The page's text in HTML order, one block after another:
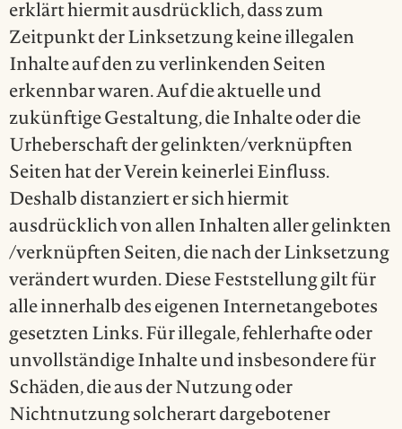
erklärt hiermit ausdrücklich, dass zum
Zeitpunkt der Linksetzung keine illegalen
Inhalte auf den zu verlinkenden Seiten
erkennbar waren. Auf die aktuelle und
zukünftige Gestaltung, die Inhalte oder die
Urheberschaft der gelinkten/verknüpften
Seiten hat der Verein keinerlei Einfluss.
Deshalb distanziert er sich hiermit
ausdrücklich von allen Inhalten aller gelinkten
/verknüpften Seiten, die nach der Linksetzung
verändert wurden. Diese Feststellung gilt für
alle innerhalb des eigenen Internetangebotes
gesetzten Links. Für illegale, fehlerhafte oder
unvollständige Inhalte und insbesondere für
Schäden, die aus der Nutzung oder
Nichtnutzung solcherart dargebotener